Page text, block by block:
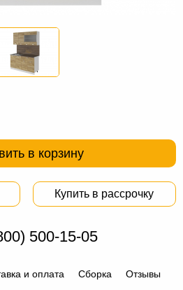
в корзину
Купить в рассрочку
500-15-05
и оплата Сборка Отзывы